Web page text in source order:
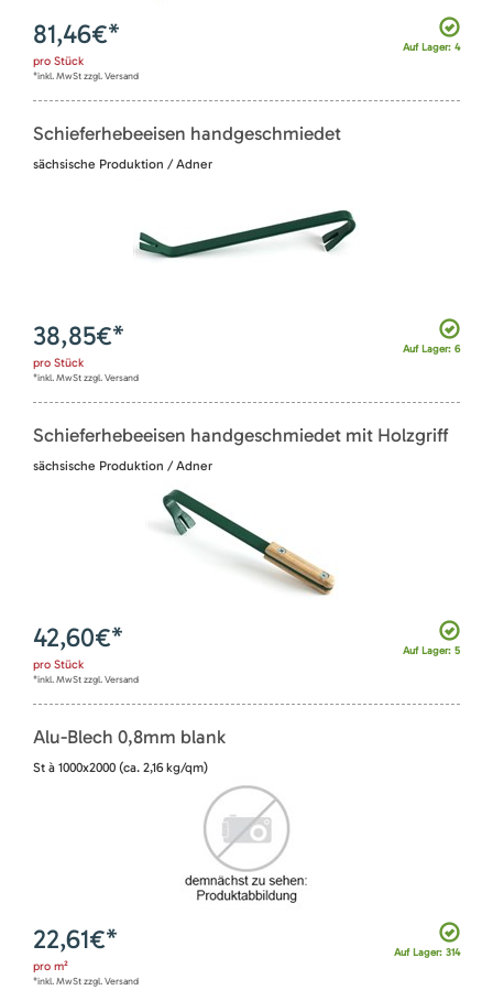
Auf Lager: 4
81,46€*
pro Stück
*inkl. MwSt zzgl. Versand
Schieferhebeeisen handgeschmiedet
sächsische Produktion / Adner
Auf Lager: 6
38,85€*
pro Stück
*inkl. MwSt zzgl. Versand
Schieferhebeeisen handgeschmiedet mit Holzgriff
sächsische Produktion / Adner
Auf Lager: 5
42,60€*
pro Stück
*inkl. MwSt zzgl. Versand
Alu-Blech 0,8mm blank
St à 1000x2000 (ca. 2,16 kg/qm)
Auf Lager: 314
22,61€*
pro m²
*inkl. MwSt zzgl. Versand